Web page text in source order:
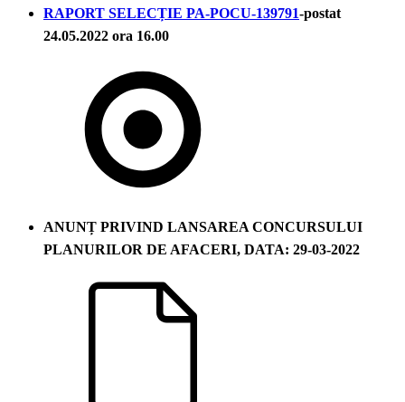
RAPORT SELECȚIE PA-POCU-139791-postat
24.05.2022 ora 16.00
ANUNȚ PRIVIND LANSAREA CONCURSULUI
PLANURILOR DE AFACERI, DATA: 29-03-2022